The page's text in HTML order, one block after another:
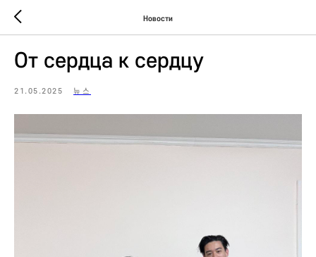
Новости
От сердца к сердцу
21.05.2025 뉴스